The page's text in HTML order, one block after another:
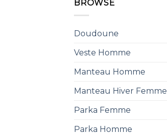
BROWSE
Doudoune
Veste Homme
Manteau Homme
Manteau Hiver Femme
Parka Femme
Parka Homme